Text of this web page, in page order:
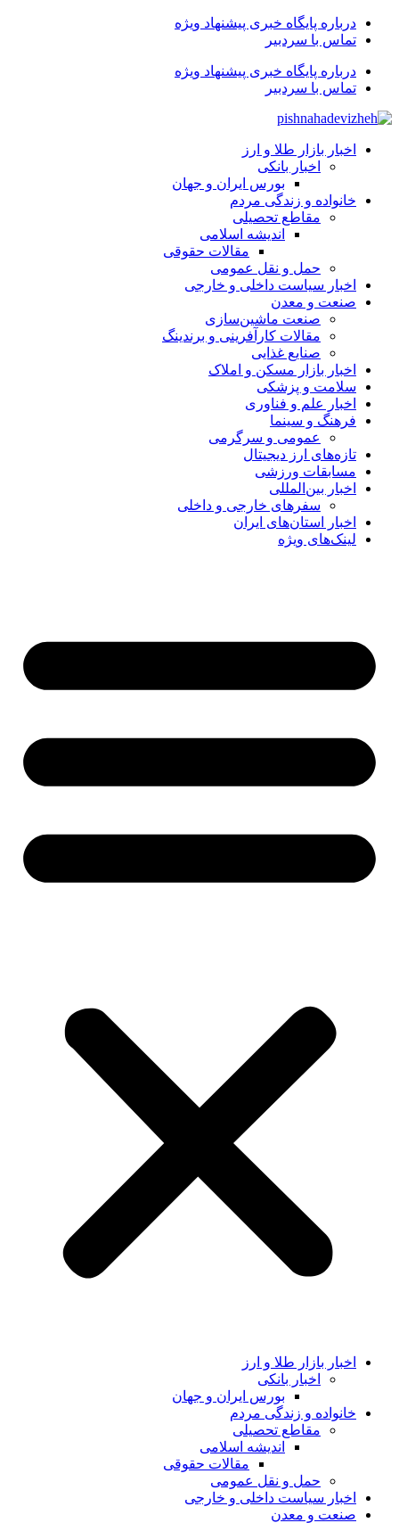
درباره پایگاه خبری پیشنهاد ویژه
تماس با سردبیر
درباره پایگاه خبری پیشنهاد ویژه
تماس با سردبیر
اخبار بازار طلا و ارز
اخبار بانکی
بورس ایران و جهان
خانواده و زندگی مردم
مقاطع تحصیلی
اندیشه اسلامی
مقالات حقوقی
حمل و نقل عمومی
اخبار سیاست داخلی و خارجی
صنعت و معدن
صنعت ماشین‌سازی
مقالات کارآفرینی و برندینگ
صنایع غذایی
اخبار بازار مسکن و املاک
سلامت و پزشکی
اخبار علم و فناوری
فرهنگ و سینما
عمومی و سرگرمی
تازه‌های ارز دیجیتال
مسابقات ورزشی
اخبار بین‌المللی
سفرهای خارجی و داخلی
اخبار استان‌های ایران
لینک‌های ویژه
اخبار بازار طلا و ارز
اخبار بانکی
بورس ایران و جهان
خانواده و زندگی مردم
مقاطع تحصیلی
اندیشه اسلامی
مقالات حقوقی
حمل و نقل عمومی
اخبار سیاست داخلی و خارجی
صنعت و معدن